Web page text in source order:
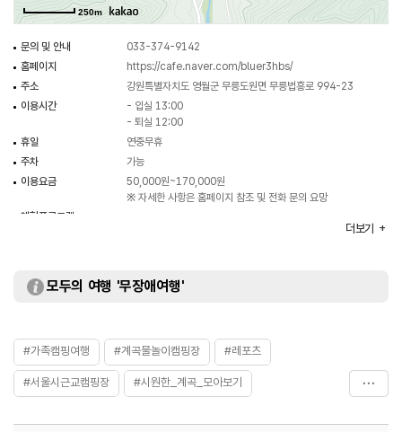
250m
문의 및 안내
033-374-9142
홈페이지
https://cafe.naver.com/bluer3hbs/
주소
강원특별자치도 영월군 무릉도원면 무릉법흥로 994-23
이용시간
- 입실 13:00
- 퇴실 12:00
휴일
연중무휴
주차
가능
이용요금
50,000원~170,000원
※ 자세한 사항은 홈페이지 참조 및 전화 문의 요망
체험프로그램
더보기
모두의 여행 '무장애여행'
#가족캠핑여행 #계곡물놀이캠핑장 #레포츠
#서울시근교캠핑장 #시원한_계곡_모아보기